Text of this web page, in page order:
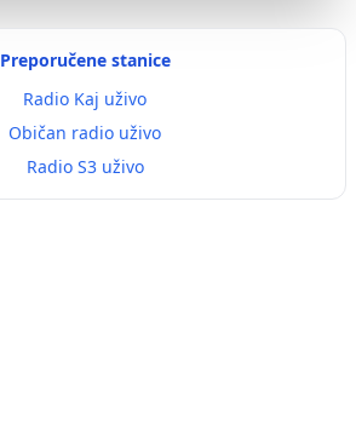
Preporučene stanice
Radio Kaj uživo
Običan radio uživo
Radio S3 uživo